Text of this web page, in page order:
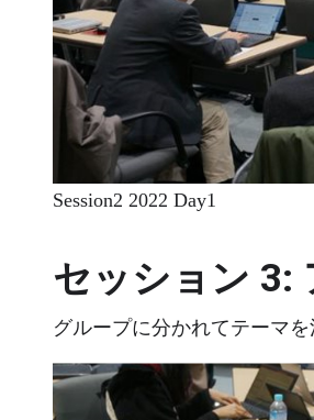
Session2 2022 Day1
セッション 3:
グループに分かれてテーマ